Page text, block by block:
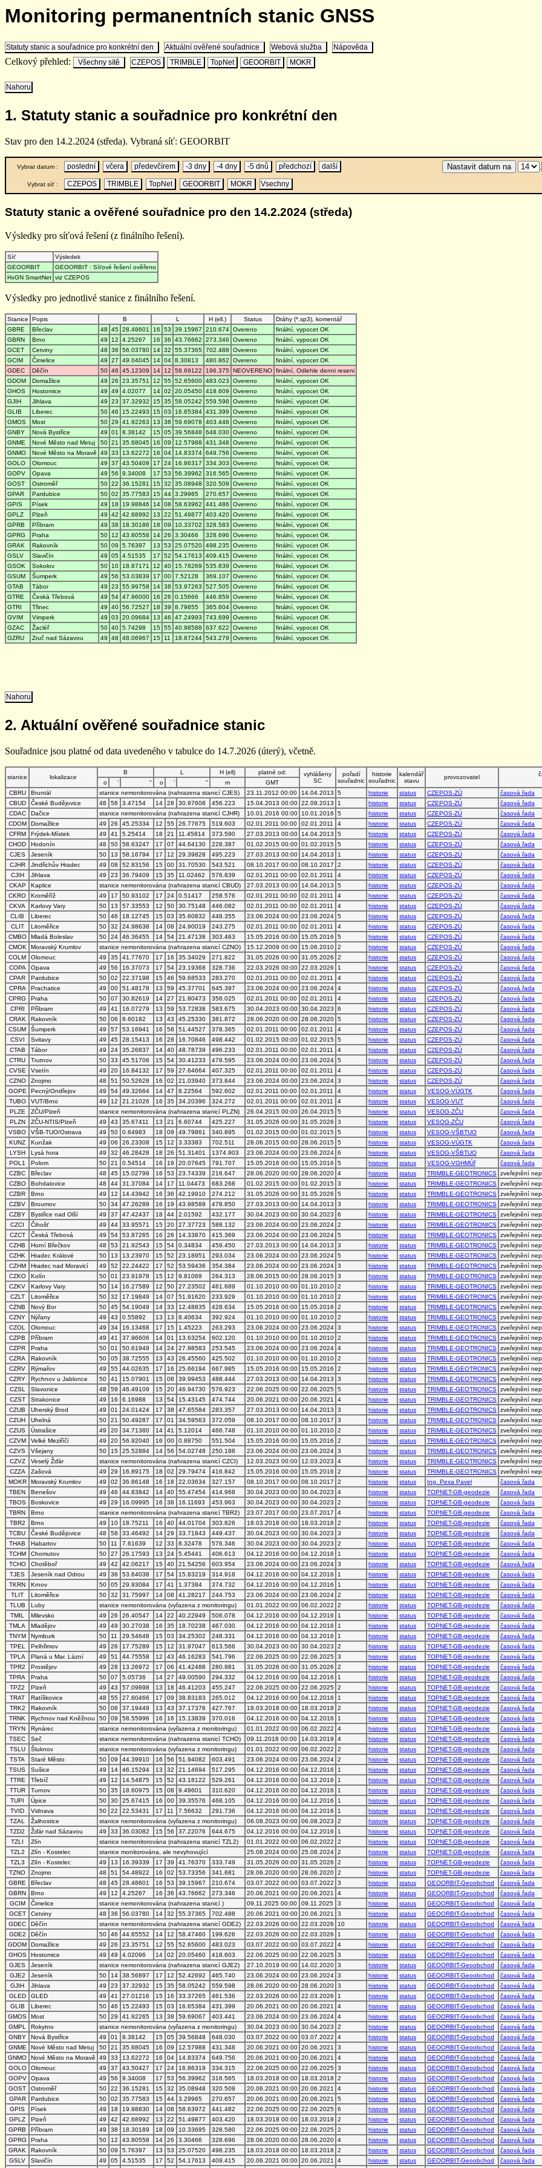
Monitoring permanentních stanic GNSS
Statuty stanic a souřadnice pro konkrétní den Aktuální ověřené souřadnice Webová služba Nápověda
Celkový přehled: Všechny sítě CZEPOS TRIMBLE TopNet GEOORBIT MOKR
Nahoru
1. Statuty stanic a souřadnice pro konkrétní den
Stav pro den 14.2.2024 (středa). Vybraná síť: GEOORBIT
Vybrat datum : poslední včera předevčírem -3 dny -4 dny -5 dnů předchozí další .
Vybrat síť : CZEPOS TRIMBLE TopNet GEOORBIT MOKR Vsechny
Statuty stanic a ověřené souřadnice pro den 14.2.2024 (středa)
Výsledky pro síťová řešení (z finálního řešení).
Síť
Výsledek
GEOORBIT
GEOORBIT : Síťové řešení ověřeno
HxGN SmartNet viz CZEPOS
Výsledky pro jednotlivé stanice z finálního řešení.
Stanice Popis B L H (ell.) Status
Dráhy (*.sp3), komentář
GBRE
Břeclav 48 45 28.48601 16 53 39.15967 210.674 Overeno
finální, vypocet OK
GBRN
Brno 49 12 4.25267 16 36 43.76662 273.346 Overeno
finální, vypocet OK
GCET
Cetviny 48 36 56.03780 14 32 55.37365 702.488 Overeno
finální, vypocet OK
GCIM
Čimelice 49 27 49.04045 14 04 8.30813 480.862 Overeno
finální, vypocet OK
GDEC
Děčín 50 46 45.12309 14 12 58.69122 196.375 NEOVERENO finální, Odlehle denni reseni
GDOM
Domažlice 49 26 23.35751 12 55 52.65600 483.023 Overeno
finální, vypocet OK
GHOS
Hostomice 49 49 4.02077 14 02 20.05450 418.609 Overeno
finální, vypocet OK
GJIH
Jihlava 49 23 37.32932 15 35 58.05242 559.598 Overeno
finální, vypocet OK
GLIB
Liberec 50 46 15.22493 15 03 16.65384 431.399 Overeno
finální, vypocet OK
GMOS
Most 50 29 41.92263 13 38 59.69078 403.446 Overeno
finální, vypocet OK
GNBY
Nová Bystřice 49 01 8.38142 15 05 39.56848 648.030 Overeno
finální, vypocet OK
GNME
Nové Město nad Metuj 50 21 35.68045 16 09 12.57988 431.348 Overeno
finální, vypocet OK
GNMO
Nové Město na Moravě 49 33 13.62272 16 04 14.83374 649.756 Overeno
finální, vypocet OK
GOLO
Olomouc 49 37 43.50409 17 24 16.86317 334.303 Overeno
finální, vypocet OK
GOPV
Opava 49 56 9.34008 17 53 56.39962 316.565 Overeno
finální, vypocet OK
GOST
Ostroměř 50 22 36.15281 15 32 35.08948 320.509 Overeno
finální, vypocet OK
GPAR
Pardubice 50 02 35.77583 15 44 3.29965 270.657 Overeno
finální, vypocet OK
GPIS
Písek 49 18 19.98846 14 08 58.63962 441.486 Overeno
finální, vypocet OK
GPLZ
Plzeň 49 42 42.68992 13 22 51.49877 403.420 Overeno
finální, vypocet OK
GPRB
Příbram 49 38 18.30186 18 09 10.33702 328.583 Overeno
finální, vypocet OK
GPRG
Praha 50 12 43.80558 14 26 3.30466 328.696 Overeno
finální, vypocet OK
GRAK
Rakovník 50 09 5.76397 13 53 25.07520 498.235 Overeno
finální, vypocet OK
GSLV
Slavičín 49 05 4.51535 17 52 54.17613 409.415 Overeno
finální, vypocet OK
GSOK
Sokolov 50 10 18.87171 12 40 15.78269 535.839 Overeno
finální, vypocet OK
GSUM
Šumperk 49 56 53.03839 17 00 7.52128 369.107 Overeno
finální, vypocet OK
GTAB
Tábor 49 23 55.99758 14 38 53.97263 527.505 Overeno
finální, vypocet OK
GTRE
Česká Třebová 49 54 47.96000 16 26 0.15666 446.859 Overeno
finální, vypocet OK
GTRI
Třinec 49 40 56.72527 18 39 8.79855 365.604 Overeno
finální, vypocet OK
GVIM
Vimperk 49 03 20.09684 13 46 47.24993 743.699 Overeno
finální, vypocet OK
GZAC
Žacléř 50 40 5.74298 15 55 40.98588 637.622 Overeno
finální, vypocet OK
GZRU
Zruč nad Sázavou 49 48 48.06967 15 11 18.87244 543.279 Overeno finální, vypocet OK
Nahoru
2. Aktuální ověřené souřadnice stanic
Souřadnice jsou platné od data uvedeného v tabulce do 14.7.2026 (úterý), včetně.
stanice lokalizace
B L H (ell) platné od:
vyhlášeny
SC
pořadí
souřadnic
historie
souřadnic
kalendář
stavu
provozovatel
o ' " o ' " m
GMT
CBRU
Bruntál stanice nemonitorována (nahrazena stanicí CJES) 23.11.2012 00:00 14.04.2013 5 historie status CZEPOS-ZÚ
časová řada
CBUD
České Budějovice 48 58 3.47154 14 28 30.97608 456.223 15.04.2013 00:00 22.09.2013 1 historie status CZEPOS-ZÚ
časová řada
CDAC
Dačice stanice nemonitorována (nahrazena stanicí CJHR) 10.01.2016 00:00 10.01.2016 5 historie status CZEPOS-ZÚ
časová řada
CDOM
Domažlice 49 26 45.25334 12 55 26.77675 519.603 02.01.2011 00:00 02.01.2011 4 historie status CZEPOS-ZÚ
časová řada
CFRM
Frýdek-Místek 49 41 5.25414 18 21 11.45814 373.590 27.03.2013 00:00 14.04.2013 5 historie status CZEPOS-ZÚ
časová řada
CHOD
Hodonín 48 50 58.63247 17 07 44.64130 228.387 01.02.2015 00:00 01.02.2015 5 historie status CZEPOS-ZÚ
časová řada
CJES
Jeseník 50 13 58.16794 17 12 29.39828 495.223 27.03.2013 00:00 14.04.2013 1 historie status CZEPOS-ZÚ
časová řada
CJHR
Jindřichův Hradec 49 08 52.83156 15 00 31.70530 543.521 08.10.2017 00:00 08.10.2017 2 historie status CZEPOS-ZÚ
časová řada
CJIH
Jihlava 49 23 36.79409 15 35 11.02462 576.839 02.01.2011 00:00 02.01.2011 4 historie status CZEPOS-ZÚ
časová řada
CKAP
Kaplice stanice nemonitorována (nahrazena stanicí CBUD) 27.03.2013 00:00 14.04.2013 5 historie status CZEPOS-ZÚ
časová řada
CKRO
Kroměříž 49 17 50.93102 17 24 0.51417 258.576 02.01.2011 00:00 02.01.2011 4 historie status CZEPOS-ZÚ
časová řada
CKVA
Karlovy Vary 50 13 57.33553 12 50 30.75148 446.082 02.01.2011 00:00 02.01.2011 4 historie status CZEPOS-ZÚ
časová řada
CLIB
Liberec 50 46 18.12745 15 03 35.60832 448.355 23.06.2024 00:00 23.06.2024 5 historie status CZEPOS-ZÚ
časová řada
CLIT
Litoměřice 50 32 24.98638 14 08 24.90019 243.275 02.01.2011 00:00 02.01.2011 4 historie status CZEPOS-ZÚ
časová řada
CMBO
Mladá Boleslav 50 24 46.36455 14 54 21.47138 303.463 15.05.2016 00:00 15.05.2016 5 historie status CZEPOS-ZÚ
časová řada
CMOK
Moravský Krumlov stanice nemonitorována (nahrazena stanicí CZNO) 15.12.2009 00:00 15.06.2010 2 historie status CZEPOS-ZÚ
časová řada
COLM
Olomouc 49 35 41.77670 17 16 35.34029 271.822 31.05.2026 00:00 31.05.2026 2 historie status CZEPOS-ZÚ
časová řada
COPA
Opava 49 56 16.37073 17 54 23.19368 328.736 22.03.2026 00:00 22.03.2026 1 historie status CZEPOS-ZÚ
časová řada
CPAR
Pardubice 50 02 22.37198 15 46 59.68533 283.270 02.01.2011 00:00 02.01.2011 4 historie status CZEPOS-ZÚ
časová řada
CPRA
Prachatice 49 00 51.48178 13 59 45.37701 645.397 23.06.2024 00:00 23.06.2024 4 historie status CZEPOS-ZÚ
časová řada
CPRG
Praha 50 07 30.82619 14 27 21.80473 356.025 02.01.2011 00:00 02.01.2011 4 historie status CZEPOS-ZÚ
časová řada
CPRI
Příbram 49 41 16.07279 13 59 53.72838 583.675 30.04.2023 00:00 30.04.2023 6 historie status CZEPOS-ZÚ
časová řada
CRAK
Rakovník 50 06 8.60182 13 43 45.25330 381.872 28.06.2020 00:00 28.06.2020 5 historie status CZEPOS-ZÚ
časová řada
CSUM
Šumperk 49 57 53.16941 16 58 51.44527 378.365 02.01.2011 00:00 02.01.2011 4 historie status CZEPOS-ZÚ
časová řada
CSVI
Svitavy 49 45 28.15413 16 28 16.70846 498.442 01.02.2015 00:00 01.02.2015 5 historie status CZEPOS-ZÚ
časová řada
CTAB
Tábor 49 24 35.26837 14 40 48.78739 496.233 02.01.2011 00:00 02.01.2011 4 historie status CZEPOS-ZÚ
časová řada
CTRU
Trutnov 50 33 45.51706 15 54 30.41233 478.595 23.06.2024 00:00 23.06.2024 5 historie status CZEPOS-ZÚ
časová řada
CVSE
Vsetín 49 20 16.84132 17 59 27.64664 407.325 02.01.2011 00:00 02.01.2011 4 historie status CZEPOS-ZÚ
časová řada
CZNO
Znojmo 48 51 50.52628 16 02 21.03940 373.844 23.06.2024 00:00 23.06.2024 3 historie status CZEPOS-ZÚ
časová řada
GOPE
Pecný/Ondřejov 49 54 49.32664 14 47 8.22564 592.602 02.01.2011 00:00 02.01.2011 4 historie status VESOG-VÚGTK
časová řada
TUBO
VUT/Brno 49 12 21.21026 16 35 34.20396 324.272 02.01.2011 00:00 02.01.2011 4 historie status VESOG-VUT
časová řada
PLZE
ZČU/Plzeň stanice nemonitorována (nahrazena stanicí PLZN) 26.04.2015 00:00 26.04.2015 5 historie status VESOG-ZČU
časová řada
PLZN
ZČU-NTIS/Plzeň 49 43 35.67411 13 21 6.60744 425.227 31.05.2026 00:00 31.05.2026 3 historie status VESOG-ZČU
časová řada
VSBO
VŠB-TUO/Ostrava 49 50 0.64983 18 09 49.79861 340.895 01.02.2015 00:00 01.02.2015 5 historie status VESOG-VŠBTUO
časová řada
KUNZ
Kunžak 49 06 26.23308 15 12 3.33383 702.511 28.06.2015 00:00 28.06.2015 5 historie status VESOG-VÚGTK
časová řada
LYSH
Lysá hora 49 32 46.28428 18 26 51.31401 1374.903 23.06.2024 00:00 23.06.2024 6 historie status VESOG-VŠBTUO
časová řada
POL1
Polom 50 21 0.54514 16 19 20.07645 791.707 15.05.2016 00:00 15.05.2016 5 historie status VESOG-VGHMÚř
časová řada
CZBC
Břeclav 48 45 15.02799 16 53 23.74339 216.647 28.06.2020 00:00 28.06.2020 4 historie status TRIMBLE-GEOTRONICS zveřejnění
CZBO
Bohdalovice 48 44 31.37084 14 17 11.04473 683.268 01.02.2015 00:00 01.02.2015 3 historie status TRIMBLE-GEOTRONICS zveřejnění
CZBR
Brno 49 12 14.43942 16 36 42.19910 274.212 31.05.2026 00:00 31.05.2026 5 historie status TRIMBLE-GEOTRONICS zveřejnění
CZBV
Broumov 50 34 47.26289 16 19 43.98589 478.850 27.03.2013 00:00 14.04.2013 3 historie status TRIMBLE-GEOTRONICS zveřejnění
CZBY
Bystřice nad Olší 49 37 47.42437 18 44 2.01592 432.177 30.04.2023 00:00 30.04.2023 6 historie status TRIMBLE-GEOTRONICS zveřejnění
CZCI
Čihošť 49 44 33.95571 15 20 27.37723 588.132 23.06.2024 00:00 23.06.2024 2 historie status TRIMBLE-GEOTRONICS zveřejnění
CZCT
Česká Třebová 49 54 53.87265 16 26 14.33870 415.369 23.06.2024 00:00 23.06.2024 5 historie status TRIMBLE-GEOTRONICS zveřejnění
CZHB
Horní Břečkov 48 53 21.92543 15 54 0.34834 459.450 27.03.2013 00:00 14.04.2013 3 historie status TRIMBLE-GEOTRONICS zveřejnění
CZHK
Hradec Králové 50 13 13.23970 15 52 23.18951 293.034 23.06.2024 00:00 23.06.2024 5 historie status TRIMBLE-GEOTRONICS zveřejnění
CZHM
Hradec nad Moravicí 49 52 22.24422 17 52 53.59436 354.384 23.06.2024 00:00 23.06.2024 3 historie status TRIMBLE-GEOTRONICS zveřejnění
CZKO
Kolín 50 01 23.91978 15 12 9.81069 264.313 28.06.2015 00:00 28.06.2015 3 historie status TRIMBLE-GEOTRONICS zveřejnění
CZKV
Karlovy Vary 50 14 16.27589 12 50 27.23502 461.689 01.10.2010 00:00 01.10.2010 2 historie status TRIMBLE-GEOTRONICS zveřejnění
CZLT
Litoměřice 50 32 17.19849 14 07 51.91620 233.929 01.10.2010 00:00 01.10.2010 2 historie status TRIMBLE-GEOTRONICS zveřejnění
CZNB
Nový Bor 50 45 54.19049 14 33 12.48835 428.634 15.05.2016 00:00 15.05.2016 2 historie status TRIMBLE-GEOTRONICS zveřejnění
CZNY
Nýřany 49 43 0.55892 13 13 8.40634 392.924 01.10.2010 00:00 01.10.2010 2 historie status TRIMBLE-GEOTRONICS zveřejnění
CZOL
Olomouc 49 34 16.13468 17 15 1.45223 263.293 23.06.2024 00:00 23.06.2024 3 historie status TRIMBLE-GEOTRONICS zveřejnění
CZPB
Příbram 49 41 37.96606 14 01 13.63254 602.120 01.10.2010 00:00 01.10.2010 2 historie status TRIMBLE-GEOTRONICS zveřejnění
CZPR
Praha 50 01 50.61949 14 24 27.98583 253.545 23.06.2024 00:00 23.06.2024 4 historie status TRIMBLE-GEOTRONICS zveřejnění
CZRA
Rakovník 50 05 38.72555 13 43 26.45560 425.502 01.10.2010 00:00 01.10.2010 2 historie status TRIMBLE-GEOTRONICS zveřejnění
CZRV
Rýmařov 49 55 44.02635 17 16 25.66194 667.985 15.05.2016 00:00 15.05.2016 2 historie status TRIMBLE-GEOTRONICS zveřejnění
CZRY
Rychnov u Jablonce 50 41 15.07901 15 08 39.99453 488.444 27.03.2013 00:00 14.04.2013 3 historie status TRIMBLE-GEOTRONICS zveřejnění
CZSL
Slavonice 48 59 46.49109 15 20 46.94730 576.923 22.06.2025 00:00 22.06.2025 5 historie status TRIMBLE-GEOTRONICS zveřejnění
CZST
Strakonice 49 16 6.16988 13 54 15.43145 474.744 20.06.2021 00:00 20.06.2021 4 historie status TRIMBLE-GEOTRONICS zveřejnění
CZUB
Uherský Brod 49 01 24.01424 17 38 47.65584 283.357 27.03.2013 00:00 14.04.2013 3 historie status TRIMBLE-GEOTRONICS zveřejnění
CZUH
Uhelná 50 21 50.49287 17 01 34.59563 372.059 08.10.2017 00:00 08.10.2017 3 historie status TRIMBLE-GEOTRONICS zveřejnění
CZUS
Ústrašice 49 20 34.71380 14 41 5.12014 466.748 01.10.2010 00:00 01.10.2010 2 historie status TRIMBLE-GEOTRONICS zveřejnění
CZVM
Velké Meziříčí 49 20 56.92040 16 00 0.88750 551.504 15.05.2016 00:00 15.05.2016 2 historie status TRIMBLE-GEOTRONICS zveřejnění
CZVS
Všejany 50 15 25.52884 14 56 54.02748 250.188 23.06.2024 00:00 23.06.2024 3 historie status TRIMBLE-GEOTRONICS zveřejnění
CZVZ
Veselý Žďár stanice nemonitorována (nahrazena stanicí CZCI) 12.03.2023 00:00 12.03.2023 4 historie status TRIMBLE-GEOTRONICS zveřejnění
CZZA
Zašová 49 29 16.89175 18 02 29.79474 416.842 15.05.2016 00:00 15.05.2016 2 historie status TRIMBLE-GEOTRONICS zveřejnění
MOKR
Moravský Krumlov 49 02 36.86148 16 18 22.03634 327.157 08.10.2017 00:00 08.10.2017 2 historie status Ing. Pexa Pavel
časová řada
TBEN
Benešov 49 46 44.83842 14 40 55.47454 414.968 30.04.2023 00:00 30.04.2023 4 historie status TOPNET-GB-geodezie
časová řada
TBOS
Boskovice 49 29 16.09995 16 38 16.11693 453.963 30.04.2023 00:00 30.04.2023 2 historie status TOPNET-GB-geodezie
časová řada
TBRN
Brno stanice nemonitorována (nahrazena stanicí TBR2) 23.07.2017 00:00 23.07.2017 4 historie status TOPNET-GB-geodezie
časová řada
TBR2
Brno 49 10 18.75211 16 40 44.01704 303.826 18.03.2018 00:00 18.03.2018 2 historie status TOPNET-GB-geodezie
časová řada
TCBU
České Budějovice 48 58 33.46492 14 29 33.71843 449.437 30.04.2023 00:00 30.04.2023 3 historie status TOPNET-GB-geodezie
časová řada
THAB
Habartov 50 11 7.61639 12 33 8.32478 576.346 30.04.2023 00:00 30.04.2023 2 historie status TOPNET-GB-geodezie
časová řada
TCHM
Chomutov 50 27 26.17593 13 24 5.45441 406.613 04.12.2016 00:00 04.12.2016 1 historie status TOPNET-GB-geodezie
časová řada
TCHO
Chotěboř 49 42 42.06217 15 40 21.54256 603.954 23.06.2024 00:00 23.06.2024 3 historie status TOPNET-GB-geodezie
časová řada
TJES
Jeseník nad Odrou 49 36 53.64038 17 54 15.83219 314.918 04.12.2016 00:00 04.12.2016 1 historie status TOPNET-GB-geodezie
časová řada
TKRN
Krnov 50 05 29.93084 17 41 1.37384 374.732 04.12.2016 00:00 04.12.2016 1 historie status TOPNET-GB-geodezie
časová řada
TLIT
Litoměřice 50 32 31.75997 14 08 41.28217 244.753 23.06.2024 00:00 23.06.2024 2 historie status TOPNET-GB-geodezie
časová řada
TLUB
Luby stanice nemonitorována (vyřazena z monitoringu) 01.01.2022 00:00 06.02.2022 2 historie status TOPNET-GB-geodezie
časová řada
TMIL
Milevsko 49 26 26.40547 14 22 40.22949 506.078 04.12.2016 00:00 04.12.2016 1 historie status TOPNET-GB-geodezie
časová řada
TMLA
Mladějov 49 49 30.27038 16 35 18.70238 467.030 04.12.2016 00:00 04.12.2016 1 historie status TOPNET-GB-geodezie
časová řada
TNYM
Nymburk 50 11 29.54648 15 03 34.25302 248.331 04.12.2016 00:00 04.12.2016 1 historie status TOPNET-GB-geodezie
časová řada
TPEL
Pelhřimov 49 26 17.75289 15 12 31.97047 613.566 30.04.2023 00:00 30.04.2023 2 historie status TOPNET-GB-geodezie
časová řada
TPLA
Planá u Mar. Lázní 49 51 44.75558 12 43 46.16283 541.796 22.06.2025 00:00 22.06.2025 3 historie status TOPNET-GB-geodezie
časová řada
TPR2
Prostějov 49 28 13.26972 17 06 41.42488 280.981 31.05.2026 00:00 31.05.2026 2 historie status TOPNET-GB-geodezie
časová řada
TPRA
Praha 50 07 5.05736 14 27 49.00590 294.332 04.12.2016 00:00 04.12.2016 1 historie status TOPNET-GB-geodezie
časová řada
TPZ2
Plzeň 49 43 57.09898 13 18 46.41203 455.247 22.06.2025 00:00 22.06.2025 2 historie status TOPNET-GB-geodezie
časová řada
TRAT
Ratíškovice 48 55 27.60466 17 09 38.83183 265.012 04.12.2016 00:00 04.12.2016 1 historie status TOPNET-GB-geodezie
časová řada
TRK2
Rakovník 50 06 37.19449 13 43 37.17376 427.767 18.03.2018 00:00 18.03.2018 2 historie status TOPNET-GB-geodezie
časová řada
TRNK
Rychnov nad Kněžnou 50 09 58.55996 16 16 15.13839 370.016 04.12.2016 00:00 04.12.2016 1 historie status TOPNET-GB-geodezie
časová řada
TRYN
Rynárec stanice nemonitorována (vyřazena z monitoringu) 01.01.2022 00:00 06.02.2022 4 historie status TOPNET-GB-geodezie
časová řada
TSEC
Seč stanice nemonitorována (nahrazena stanicí TCHO) 09.11.2018 00:00 14.03.2019 4 historie status TOPNET-GB-geodezie
časová řada
TSLU
Šluknov stanice nemonitorována (vyřazena z monitoringu) 01.01.2022 00:00 06.02.2022 2 historie status TOPNET-GB-geodezie
časová řada
TSTA
Staré Město 50 09 44.39910 16 56 51.94082 603.491 23.06.2024 00:00 23.06.2024 2 historie status TOPNET-GB-geodezie
časová řada
TSUS
Sušice 49 14 46.15294 13 32 21.14694 517.295 04.12.2016 00:00 04.12.2016 1 historie status TOPNET-GB-geodezie
časová řada
TTRE
Třebíč 49 12 14.54875 15 52 43.18122 529.261 04.12.2016 00:00 04.12.2016 1 historie status TOPNET-GB-geodezie
časová řada
TTUR
Turnov 50 35 18.60975 15 08 9.49601 310.620 04.12.2016 00:00 04.12.2016 1 historie status TOPNET-GB-geodezie
časová řada
TUPI
Úpice 50 30 25.67415 16 00 39.35576 468.105 04.12.2016 00:00 04.12.2016 1 historie status TOPNET-GB-geodezie
časová řada
TVID
Vidnava 50 22 22.53431 17 11 7.56632 291.736 04.12.2016 00:00 04.12.2016 1 historie status TOPNET-GB-geodezie
časová řada
TZAL
Žalhostice stanice nemonitorována (vyřazena z monitoringu) 06.08.2023 00:00 06.08.2023 2 historie status TOPNET-GB-geodezie
časová řada
TZD2
Žďár nad Sázavou 49 33 36.03082 15 56 37.22076 644.675 04.12.2016 00:00 04.12.2016 1 historie status TOPNET-GB-geodezie
časová řada
TZLI
Zlín stanice nemonitorována (nahrazena stanicí TZL2) 01.01.2022 00:00 06.02.2022 2 historie status TOPNET-GB-geodezie
časová řada
TZL2
Zlín - Kostelec stanice monitorována, ale nevyhovující 25.08.2024 00:00 25.08.2024 2 historie status TOPNET-GB-geodezie
časová řada
TZL3
Zlín - Kostelec 49 13 16.39339 17 39 41.76370 333.749 31.05.2026 00:00 31.05.2026 2 historie status TOPNET-GB-geodezie
časová řada
TZNO
Znojmo 48 51 54.48922 16 02 53.73356 341.681 28.06.2020 00:00 28.06.2020 2 historie status TOPNET-GB-geodezie
časová řada
GBRE
Břeclav 48 45 28.48601 16 53 39.15967 210.674 03.07.2022 00:00 03.07.2022 3 historie status GEOORBIT-Geoobchod
časová řada
GBRN
Brno 49 12 4.25267 16 36 43.76662 273.346 20.06.2021 00:00 20.06.2021 4 historie status GEOORBIT-Geoobchod
časová řada
GCIM
Čimelice stanice nemonitorována (nahrazena stanicí ) 09.11.2025 00:00 09.11.2025 3 historie status GEOORBIT-Geoobchod
časová řada
GCET
Cetviny 48 36 56.03780 14 32 55.37365 702.488 20.06.2021 00:00 20.06.2021 3 historie status GEOORBIT-Geoobchod
časová řada
GDEC
Děčín stanice nemonitorována (nahrazena stanicí GDE2) 22.03.2026 00:00 22.03.2026 10 historie status GEOORBIT-Geoobchod
časová řada
GDE2
Děčín 50 46 44.65552 14 12 58.47460 199.626 22.03.2026 00:00 22.03.2026 1 historie status GEOORBIT-Geoobchod
časová řada
GDOM
Domažlice 49 26 23.35751 12 55 52.65600 483.023 03.07.2022 00:00 03.07.2022 4 historie status GEOORBIT-Geoobchod
časová řada
GHOS
Hostomice 49 49 4.02096 14 02 20.05460 418.603 22.06.2025 00:00 22.06.2025 3 historie status GEOORBIT-Geoobchod
časová řada
GJES
Jeseník stanice nemonitorována (nahrazena stanicí GJE2) 27.10.2019 00:00 14.02.2020 3 historie status GEOORBIT-Geoobchod
časová řada
GJE2
Jeseník 50 14 38.56897 17 12 52.42692 465.740 23.06.2024 00:00 23.06.2024 3 historie status GEOORBIT-Geoobchod
časová řada
GJIH
Jihlava 49 23 37.32932 15 35 58.05242 559.598 28.06.2020 00:00 28.06.2020 3 historie status GEOORBIT-Geoobchod
časová řada
GLED
GLED 49 41 27.01216 15 16 33.37265 461.536 22.03.2026 00:00 22.03.2026 1 historie status GEOORBIT-Geoobchod
časová řada
GLIB
Liberec 50 46 15.22493 15 03 16.65384 431.399 20.06.2021 00:00 20.06.2021 4 historie status GEOORBIT-Geoobchod
časová řada
GMOS
Most 50 29 41.92265 13 38 59.69067 403.441 23.06.2024 00:00 23.06.2024 4 historie status GEOORBIT-Geoobchod
časová řada
GMPL
Rokytno stanice nemonitorována (vyřazena z monitoringu) 30.04.2023 00:00 30.04.2023 2 historie status GEOORBIT-Geoobchod
časová řada
GNBY
Nová Bystřice 49 01 8.38142 15 05 39.56848 648.030 03.07.2022 00:00 03.07.2022 4 historie status GEOORBIT-Geoobchod
časová řada
GNME
Nové Město nad Metuj 50 21 35.68045 16 09 12.57988 431.348 20.06.2021 00:00 20.06.2021 3 historie status GEOORBIT-Geoobchod
časová řada
GNMO
Nové Město na Moravě 49 33 13.62272 16 04 14.83374 649.756 20.06.2021 00:00 20.06.2021 4 historie status GEOORBIT-Geoobchod
časová řada
GOLO
Olomouc 49 37 43.50427 17 24 16.86319 334.315 22.06.2025 00:00 22.06.2025 3 historie status GEOORBIT-Geoobchod
časová řada
GOPV
Opava 49 56 9.34008 17 53 56.39962 316.565 18.03.2018 00:00 18.03.2018 2 historie status GEOORBIT-Geoobchod
časová řada
GOST
Ostroměř 50 22 36.15281 15 32 35.08948 320.509 20.06.2021 00:00 20.06.2021 4 historie status GEOORBIT-Geoobchod
časová řada
GPAR
Pardubice 50 02 35.77583 15 44 3.29965 270.657 20.06.2021 00:00 20.06.2021 5 historie status GEOORBIT-Geoobchod
časová řada
GPIS
Písek 49 18 19.98830 14 08 58.63972 441.482 22.06.2025 00:00 22.06.2025 6 historie status GEOORBIT-Geoobchod
časová řada
GPLZ
Plzeň 49 42 42.68992 13 22 51.49877 403.420 18.03.2018 00:00 18.03.2018 2 historie status GEOORBIT-Geoobchod
časová řada
GPRB
Příbram 49 38 18.30189 18 09 10.33695 328.580 22.06.2025 00:00 22.06.2025 2 historie status GEOORBIT-Geoobchod
časová řada
GPRG
Praha 50 12 43.80558 14 26 3.30466 328.696 28.06.2020 00:00 28.06.2020 4 historie status GEOORBIT-Geoobchod
časová řada
GRAK
Rakovník 50 09 5.76397 13 53 25.07520 498.235 18.03.2018 00:00 18.03.2018 2 historie status GEOORBIT-Geoobchod
časová řada
GSLV
Slavičín 49 05 4.51535 17 52 54.17613 409.415 20.06.2021 00:00 20.06.2021 4 historie status GEOORBIT-Geoobchod
časová řada